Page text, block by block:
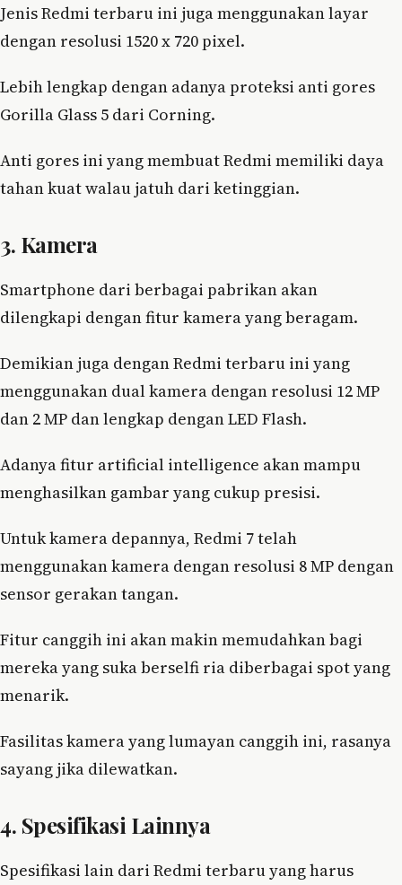
Jenis Redmi terbaru ini juga menggunakan layar
dengan resolusi 1520 x 720 pixel.
Lebih lengkap dengan adanya proteksi anti gores
Gorilla Glass 5 dari Corning.
Anti gores ini yang membuat Redmi memiliki daya
tahan kuat walau jatuh dari ketinggian.
3. Kamera
Smartphone dari berbagai pabrikan akan
dilengkapi dengan fitur kamera yang beragam.
Demikian juga dengan Redmi terbaru ini yang
menggunakan dual kamera dengan resolusi 12 MP
dan 2 MP dan lengkap dengan LED Flash.
Adanya fitur artificial intelligence akan mampu
menghasilkan gambar yang cukup presisi.
Untuk kamera depannya, Redmi 7 telah
menggunakan kamera dengan resolusi 8 MP dengan
sensor gerakan tangan.
Fitur canggih ini akan makin memudahkan bagi
mereka yang suka berselfi ria diberbagai spot yang
menarik.
Fasilitas kamera yang lumayan canggih ini, rasanya
sayang jika dilewatkan.
4. Spesifikasi Lainnya
Spesifikasi lain dari Redmi terbaru yang harus